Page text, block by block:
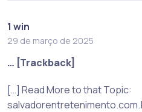
1 win
29 de março de 2025
… [Trackback]
[…] Read More to that Topic: